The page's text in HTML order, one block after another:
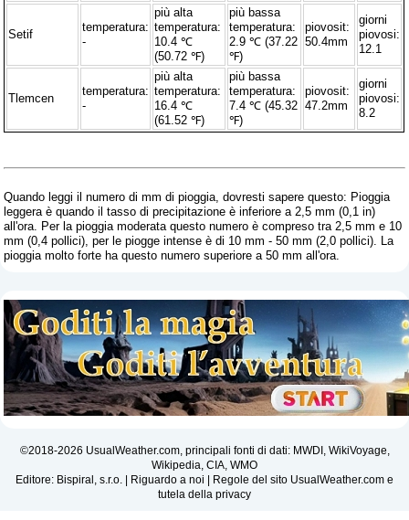
Setif
temperatura:
-
più alta
temperatura:
10.4 ℃
(50.72 ℉)
più bassa
temperatura:
2.9 ℃ (37.22
℉)
piovosit:
50.4mm
giorni
piovosi:
12.1
Tlemcen
temperatura:
-
più alta
temperatura:
16.4 ℃
(61.52 ℉)
più bassa
temperatura:
7.4 ℃ (45.32
℉)
piovosit:
47.2mm
giorni
piovosi:
8.2
Quando leggi il numero di mm di pioggia, dovresti sapere questo: Pioggia
leggera è quando il tasso di precipitazione è inferiore a 2,5 mm (0,1 in)
all'ora. Per la pioggia moderata questo numero è compreso tra 2,5 mm e 10
mm (0,4 pollici), per le piogge intense è di 10 mm - 50 mm (2,0 pollici). La
pioggia molto forte ha questo numero superiore a 50 mm all'ora.
©2018-2026 UsualWeather.com, principali fonti di dati: MWDI, WikiVoyage,
Wikipedia, CIA, WMO
Editore: Bispiral, s.r.o. | Riguardo a noi | Regole del sito UsualWeather.com e
tutela della privacy